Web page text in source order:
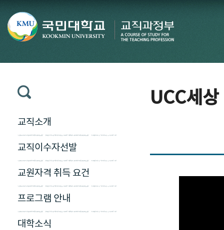
교직소개
교직이수자선발
교원자격 취득 요건
프로그램 안내
대학소식
UCC세상